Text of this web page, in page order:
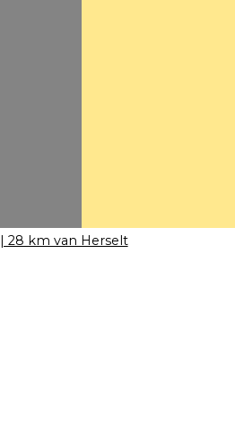
| 28 km van Herselt